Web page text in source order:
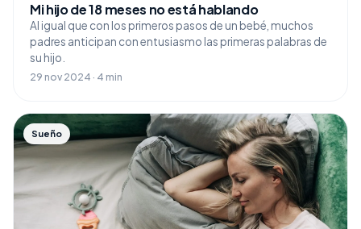
Mi hijo de 18 meses no está hablando
Al igual que con los primeros pasos de un bebé, muchos
padres anticipan con entusiasmo las primeras palabras de
su hijo.
29 nov 2024 · 4 min
Sueño